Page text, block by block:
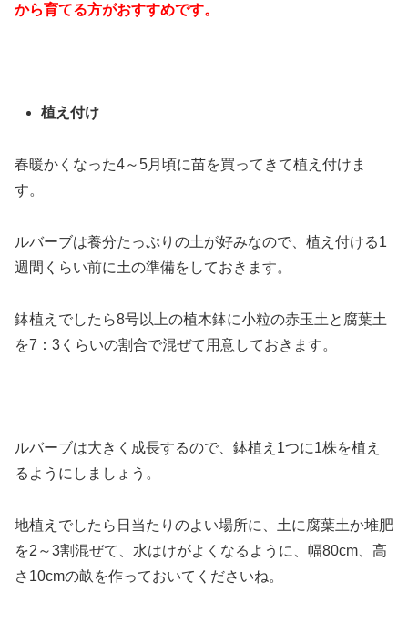
から育てる方がおすすめです。
植え付け
春暖かくなった4～5月頃に苗を買ってきて植え付けま
す。
ルバーブは養分たっぷりの土が好みなので、植え付ける1
週間くらい前に土の準備をしておきます。
鉢植えでしたら8号以上の植木鉢に小粒の赤玉土と腐葉土
を7：3くらいの割合で混ぜて用意しておきます。
ルバーブは大きく成長するので、鉢植え1つに1株を植え
るようにしましょう。
地植えでしたら日当たりのよい場所に、土に腐葉土か堆肥
を2～3割混ぜて、水はけがよくなるように、幅80cm、高
さ10cmの畝を作っておいてくださいね。